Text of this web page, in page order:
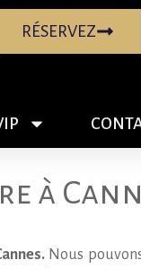
RÉSERVEZ
à
Nous